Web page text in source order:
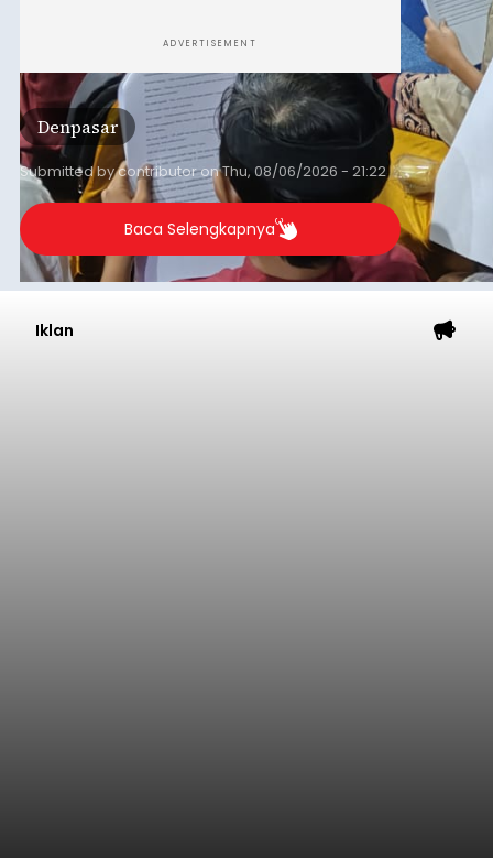
ADVERTISEMENT
Denpasar
Submitted bycontributoronThu, 08/06/2026 - 21:22
Baca Selengkapnya
Iklan